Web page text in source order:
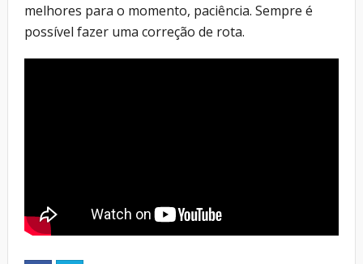
melhores para o momento, paciência. Sempre é
possível fazer uma correção de rota.